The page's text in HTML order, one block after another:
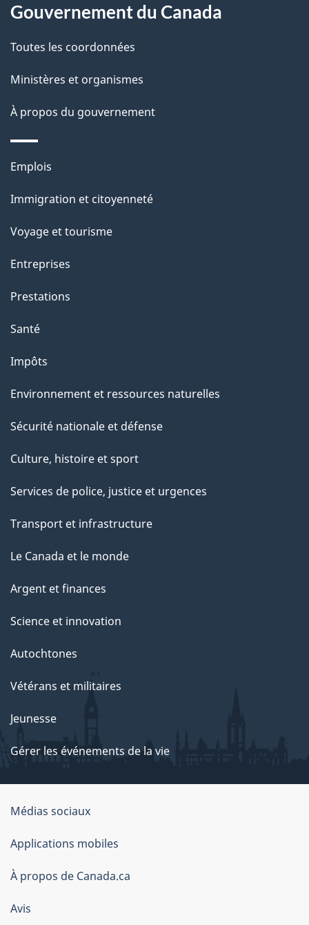
i
l
s
d
e
l
a
p
a
g
e
propos
de
ce
site
Gouvernement du Canada
Toutes les coordonnées
Ministères et organismes
À propos du gouvernement
Thèmes
sujets
Emplois
Immigration et citoyenneté
Voyage et tourisme
Entreprises
Prestations
Santé
Impôts
Environnement et ressources naturelles
Sécurité nationale et défense
Culture, histoire et sport
Services de police, justice et urgences
Transport et infrastructure
Le Canada et le monde
Argent et finances
Science et innovation
Autochtones
Vétérans et militaires
Jeunesse
Gérer les événements de la vie
Organisation
du
gouvernement
du
Canada
Médias sociaux
Applications mobiles
À propos de Canada.ca
Avis